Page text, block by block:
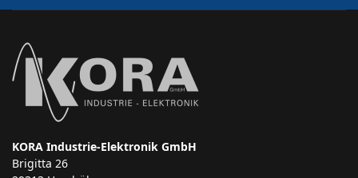
KORA Industrie-Elektronik GmbH
Brigitta 26